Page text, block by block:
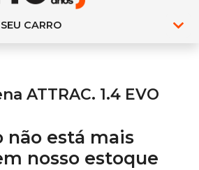
CARRO
ATTRAC. 1.4 EVO
não está mais
nosso estoque